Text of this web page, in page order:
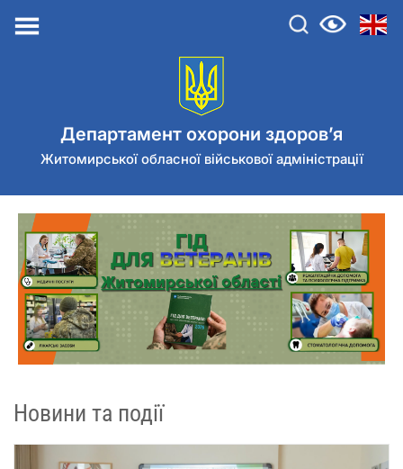
до
Департамент охорони здоров’я
Житомирської обласної військової адміністрації
Новини та події